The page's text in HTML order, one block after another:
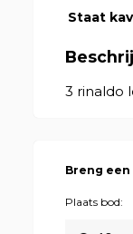
Staat
3 rinaldo
Breng
Plaats bod: